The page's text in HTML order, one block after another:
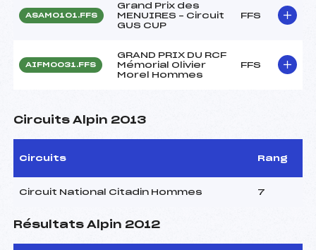
ASAM0101.FFS
Grand Prix des
MENUIRES – Circuit
GUS CUP
FFS
AIFM0031.FFS
GRAND PRIX DU RCF
Mémorial Olivier
Morel Hommes
FFS
Circuits Alpin 2013
Circuits Rang
Circuit National Citadin Hommes 7
Résultats Alpin 2012